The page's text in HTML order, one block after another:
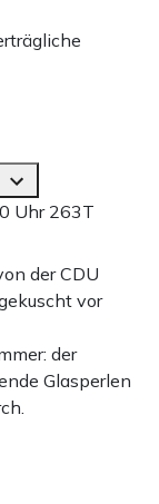
Uhr 263T
der CDU
vor
der
Glasperlen